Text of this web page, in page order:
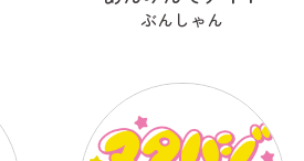
ぶんしゃん